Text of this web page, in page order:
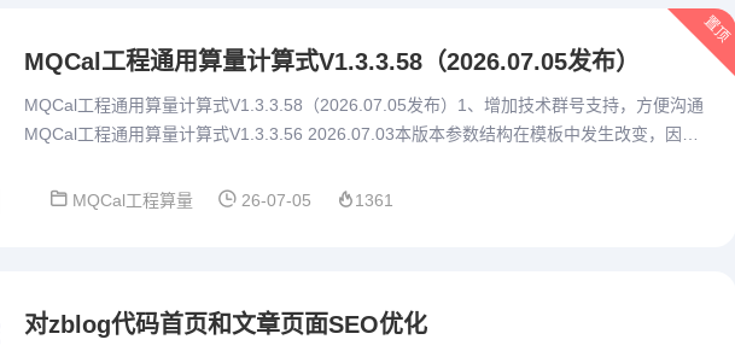
MQCal工程通用算量计算式V1.3.3.58（2026.07.05发布）
MQCal工程通用算量计算式V1.3.3.58（2026.07.05发布）1、增加技术群号支持，方便沟通
MQCal工程通用算量计算式V1.3.3.56 2026.07.03本版本参数结构在模板中发生改变，因此
MQCal工程算量
26-07-05 1361
置顶
对zblog代码首页和文章页面SEO优化